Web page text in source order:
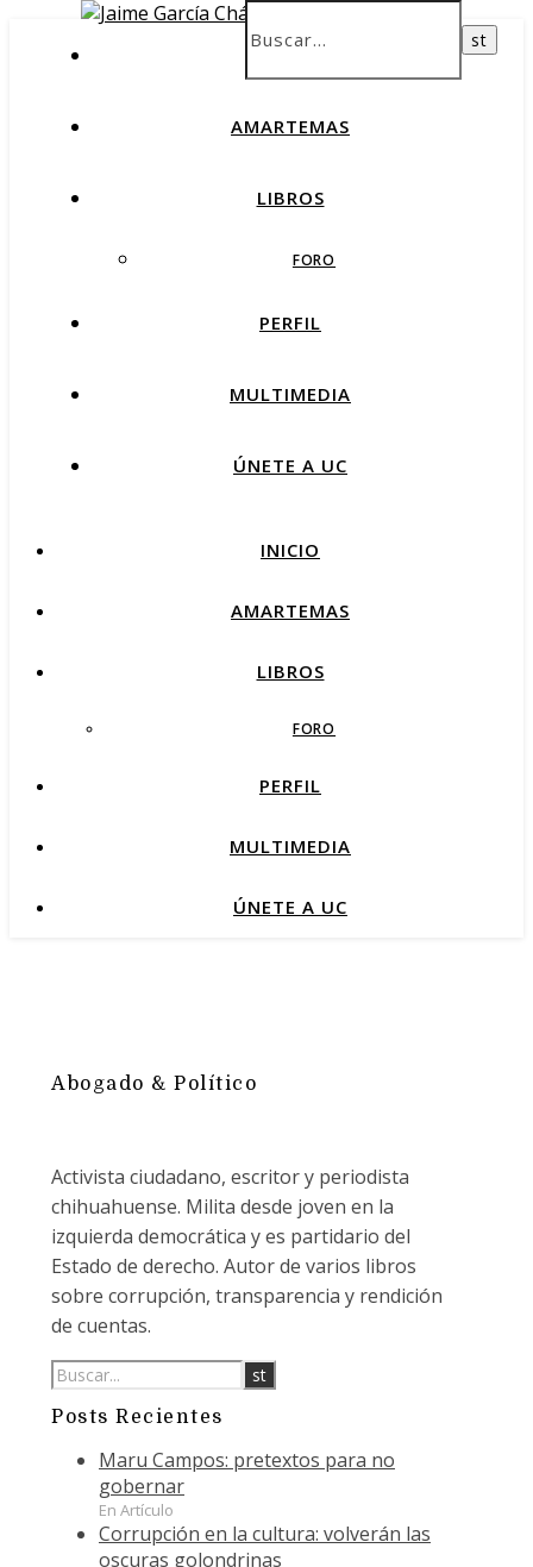
AMARTEMAS
LIBROS
FORO
PERFIL
MULTIMEDIA
ÚNETE A UC
INICIO
AMARTEMAS
LIBROS
FORO
PERFIL
MULTIMEDIA
ÚNETE A UC
Abogado & Político
Activista ciudadano, escritor y periodista
chihuahuense. Milita desde joven en la
izquierda democrática y es partidario del
Estado de derecho. Autor de varios libros
sobre corrupción, transparencia y rendición
de cuentas.
Posts Recientes
Maru Campos: pretextos para no
gobernar
En Artículo
Corrupción en la cultura: volverán las
oscuras golondrinas